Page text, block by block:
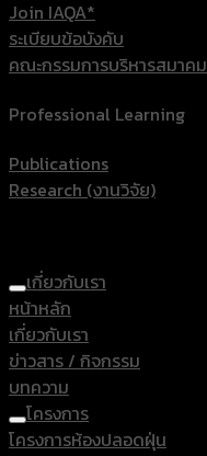
Join IAQA*
ระเบียบข้อบังคับ
คณะกรรมการบริหารสมาคม
Professional Learning
Publications
Research (งานวิจัย)
เกี่ยวกับเรา
หน้าหลัก
เกี่ยวกับเรา
ข่าวสาร / กิจกรรม
บทความ
โครงการ
โครงการห้องปลอดฝุ่น